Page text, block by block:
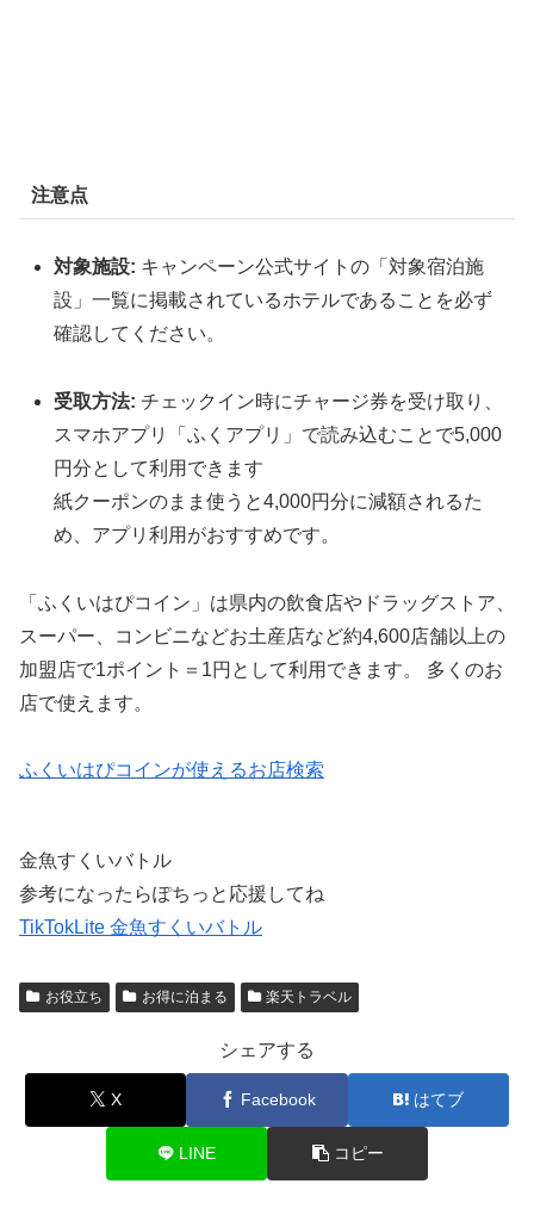
注意点
対象施設: キャンペーン公式サイトの「対象宿泊施
設」一覧に掲載されているホテルであることを必ず
確認してください。
受取方法: チェックイン時にチャージ券を受け取り、
スマホアプリ「ふくアプリ」で読み込むことで5,000
円分として利用できます
紙クーポンのまま使うと4,000円分に減額されるた
め、アプリ利用がおすすめです。
「ふくいはぴコイン」は県内の飲食店やドラッグストア、
スーパー、コンビニなどお土産店など約4,600店舗以上の
加盟店で1ポイント＝1円として利用できます。
多くのお
店で使えます。
ふくいはぴコインが使えるお店検索
金魚すくいバトル
参考になったらぽちっと応援してね
TikTokLite 金魚すくいバトル
お役立ち お得に泊まる 楽天トラベル
シェアする
X Facebook はてブ
LINE コピー